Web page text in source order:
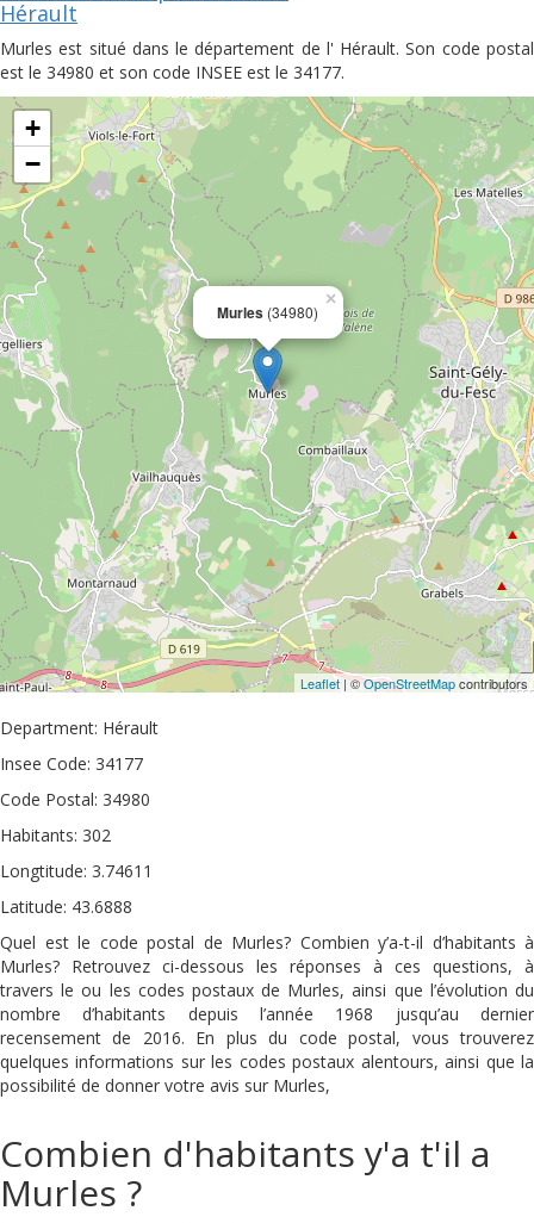
Hérault
Murles est situé dans le département de l' Hérault. Son code postal
est le 34980 et son code INSEE est le 34177.
Murles (34980)
×
+
−
Leaflet| ©OpenStreetMapcontributors
Department: Hérault
Insee Code: 34177
Code Postal: 34980
Habitants: 302
Longtitude: 3.74611
Latitude: 43.6888
Quel est le code postal de Murles? Combien y’a-t-il d’habitants à
Murles? Retrouvez ci-dessous les réponses à ces questions, à
travers le ou les codes postaux de Murles, ainsi que l’évolution du
nombre d’habitants depuis l’année 1968 jusqu’au dernier
recensement de 2016. En plus du code postal, vous trouverez
quelques informations sur les codes postaux alentours, ainsi que la
possibilité de donner votre avis sur Murles,
Combien d'habitants y'a t'il a
Murles ?